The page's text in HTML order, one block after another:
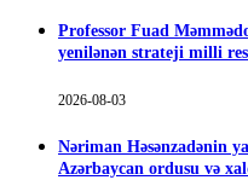
Professor Fuad
yenilənən strateji milli
2026-08-03
Nəriman Həsənzadənin
Azərbaycan ordusu və